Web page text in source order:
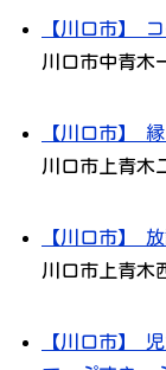
【川口市】
川口市中青木
【川口市】
川口市上青木
【川口市】
川口市上青木
【川口市】